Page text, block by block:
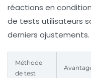
réactions en
de tests utilisateurs
derniers ajustements.
Méthode
de test